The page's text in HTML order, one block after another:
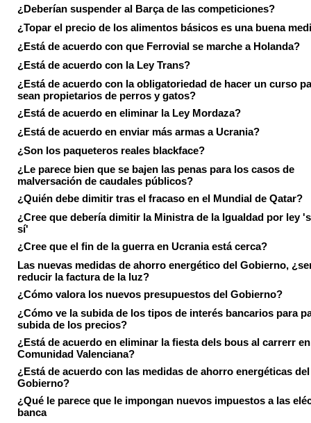
¿Deberían suspender al Barça de las competiciones?
¿Topar el precio de los alimentos básicos es una buena
¿Está de acuerdo con que Ferrovial se marche a Holanda?
¿Está de acuerdo con la Ley Trans?
¿Está de acuerdo con la obligatoriedad de hacer un curso
sean propietarios de perros y gatos?
¿Está de acuerdo en eliminar la Ley Mordaza?
¿Está de acuerdo en enviar más armas a Ucrania?
¿Son los paqueteros reales blackface?
¿Le parece bien que se bajen las penas para los casos de
malversación de caudales públicos?
¿Quién debe dimitir tras el fracaso en el Mundial de Qatar?
¿Cree que debería dimitir la Ministra de la Igualdad por ley
sí'
¿Cree que el fin de la guerra en Ucrania está cerca?
Las nuevas medidas de ahorro energético del Gobierno,
reducir la factura de la luz?
¿Cómo valora los nuevos presupuestos del Gobierno?
¿Cómo ve la subida de los tipos de interés bancarios para
subida de los precios?
¿Está de acuerdo en eliminar la fiesta dels bous al carrerr
Comunidad Valenciana?
¿Está de acuerdo con las medidas de ahorro energéticas del
Gobierno?
¿Qué le parece que le impongan nuevos impuestos a las
banca